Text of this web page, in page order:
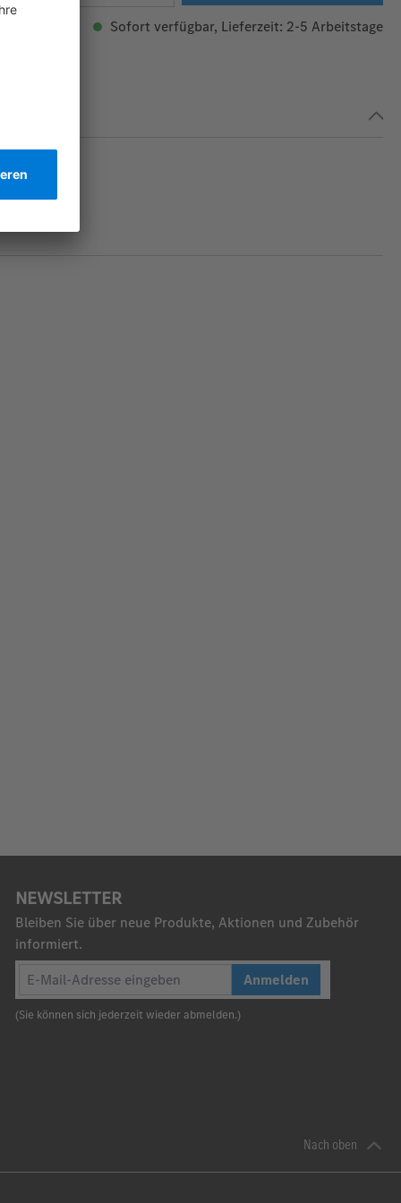
Sofort verfügbar, Lieferzeit: 2-5 Arbeitstage
NEWSLETTER
Bleiben Sie über neue Produkte, Aktionen und Zubehör
informiert.
Anmelden
(Sie können sich jederzeit wieder abmelden.)
Nach oben